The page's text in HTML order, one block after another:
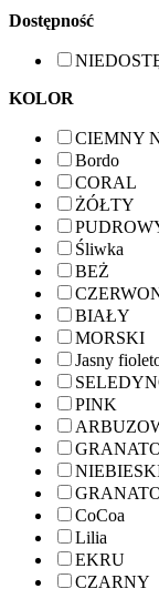
Dostępność
KOLOR
CIEMNY
Bordo
CORAL
ŻÓŁTY
Śliwka
BEŻ
BIAŁY
MORSKI
Jasny
PINK
CoCoa
Lilia
EKRU
CZARNY